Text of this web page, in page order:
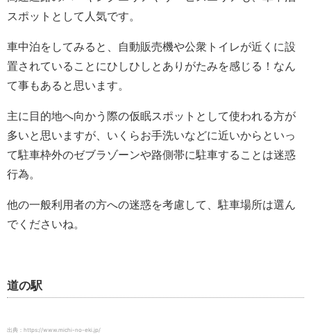
スポットとして人気です。
車中泊をしてみると、自動販売機や公衆トイレが近くに設
置されていることにひしひしとありがたみを感じる！なん
て事もあると思います。
主に目的地へ向かう際の仮眠スポットとして使われる方が
多いと思いますが、いくらお手洗いなどに近いからといっ
て駐車枠外のゼブラゾーンや路側帯に駐車することは迷惑
行為。
他の一般利用者の方への迷惑を考慮して、駐車場所は選ん
でくださいね。
道の駅
出典：https://www.michi-no-eki.jp/